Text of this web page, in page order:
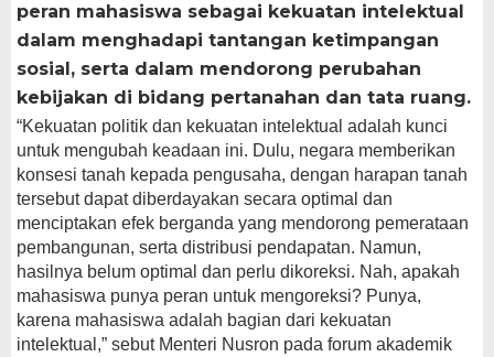
peran mahasiswa sebagai kekuatan intelektual
dalam menghadapi tantangan ketimpangan
sosial, serta dalam mendorong perubahan
kebijakan di bidang pertanahan dan tata ruang.
“Kekuatan politik dan kekuatan intelektual adalah kunci
untuk mengubah keadaan ini. Dulu, negara memberikan
konsesi tanah kepada pengusaha, dengan harapan tanah
tersebut dapat diberdayakan secara optimal dan
menciptakan efek berganda yang mendorong pemerataan
pembangunan, serta distribusi pendapatan. Namun,
hasilnya belum optimal dan perlu dikoreksi. Nah, apakah
mahasiswa punya peran untuk mengoreksi? Punya,
karena mahasiswa adalah bagian dari kekuatan
intelektual,” sebut Menteri Nusron pada forum akademik